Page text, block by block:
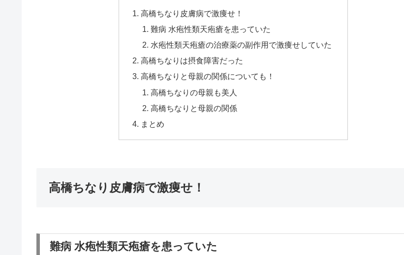
高橋ちなり皮膚病で激痩せ！
難病 水疱性類天疱瘡を患っていた
水疱性類天疱瘡の治療薬の副作用で激痩せしていた
高橋ちなりは摂食障害だった
高橋ちなりと母親の関係についても！
高橋ちなりの母親も美人
高橋ちなりと母親の関係
まとめ
高橋ちなり皮膚病で激痩せ！
難病 水疱性類天疱瘡を患っていた